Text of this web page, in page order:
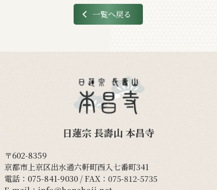
一覧へ戻る
日蓮宗 長壽山 本昌寺
〒602-8359
京都市上京区出水通六軒町西入七番町341
電話： 075-841-9030/ FAX：075-812-5735